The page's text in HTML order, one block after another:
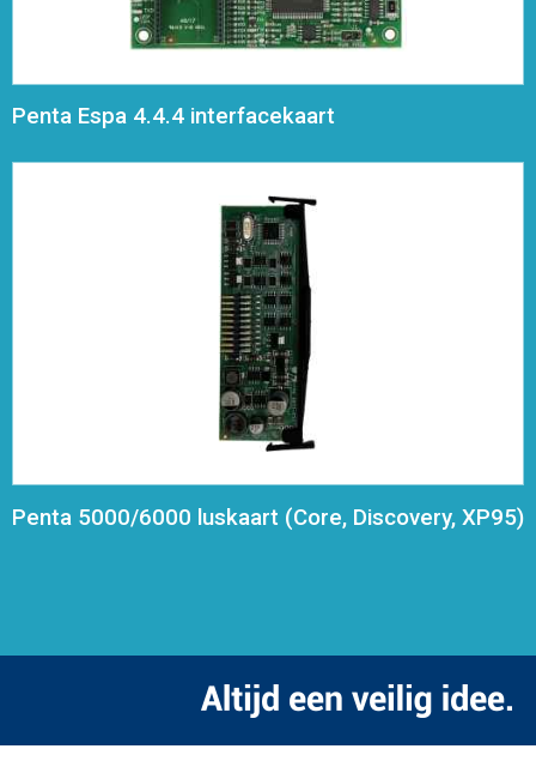
Penta Espa 4.4.4 interfacekaart
Penta 5000/6000 luskaart (Core, Discovery, XP95)